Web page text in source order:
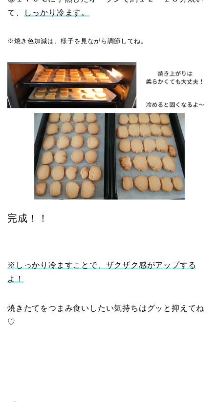
て、
しっかり冷ます。
※焼き色加減は、様子を見ながら調節してね。
完成！！
※しっかり冷ますことで、ザクザク感がアップする
よ！
焼きたてをつまみ食いしたい気持ちはグッと抑えてね
♡